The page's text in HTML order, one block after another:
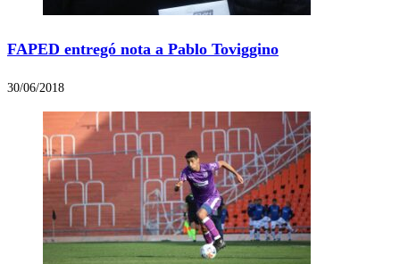
FAPED entregó nota a Pablo Toviggino
30/06/2018